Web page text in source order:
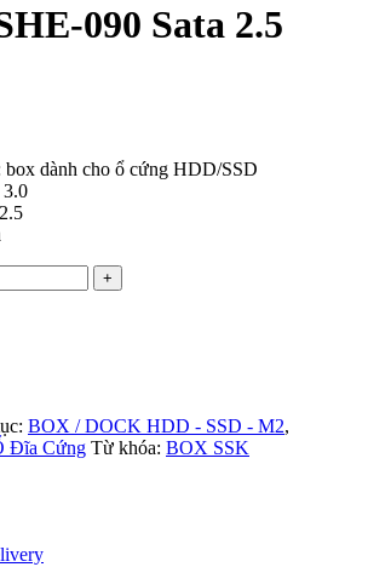
090 Sata 2.5
box dành cho ổ cứng HDD/SSD
BOX / DOCK HDD - SSD - M2,
Đĩa Cứng Từ khóa: BOX SSK